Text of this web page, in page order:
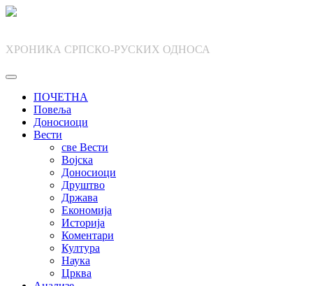
Skip
ХРОНИКА СРПСКО-РУСКИХ ОДНОСА
ПОЧЕТНА
Повеља
Доносиоци
Вести
све Вести
Војска
Доносиоци
Друштво
Држава
Економија
Историја
Коментари
Култура
Наука
Црква